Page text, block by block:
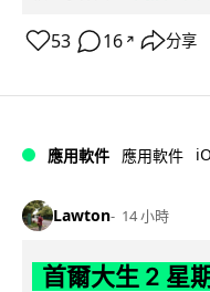
53 16 ↗ 分享
應用軟件 應用軟件
Lawton 14 小時
首爾大生 2 星